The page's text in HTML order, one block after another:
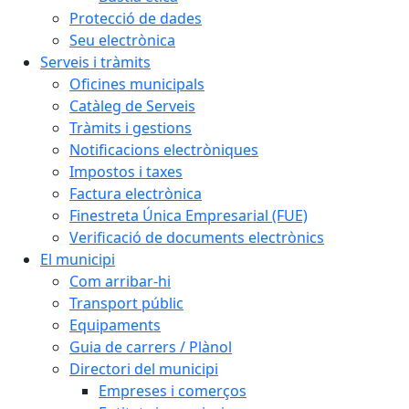
Protecció de dades
Seu electrònica
Serveis i tràmits
Oficines municipals
Catàleg de Serveis
Tràmits i gestions
Notificacions electròniques
Impostos i taxes
Factura electrònica
Finestreta Única Empresarial (FUE)
Verificació de documents electrònics
El municipi
Com arribar-hi
Transport públic
Equipaments
Guia de carrers / Plànol
Directori del municipi
Empreses i comerços